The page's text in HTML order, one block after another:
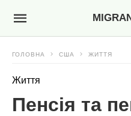
ГОЛОВНА США ЖИТТЯ
Життя
Пенсія та